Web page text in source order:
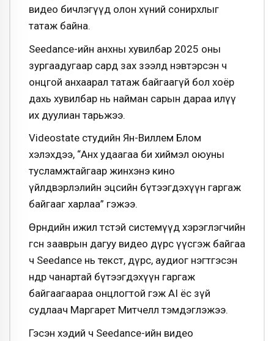
видео бичлэгүүд олон хүний сонирхлыг
татаж байна.
Seedance-ийн анхны хувилбар 2025 оны
зургаадугаар сард зах зээлд нэвтэрсэн ч
онцгой анхаарал татаж байгаагүй бол хоёр
дахь хувилбар нь найман сарын дараа илүү
их дуулиан тарьжээ.
Videostate студийн Ян-Виллем Блом
хэлэхдээ, “Анх удаагаа би хиймэл оюуны
тусламжтайгаар жинхэнэ кино
үйлдвэрлэлийн эцсийн бүтээгдэхүүн гаргаж
байгааг харлаа” гэжээ.
Өрнөдийн ижил төстэй системүүд хэрэглэгчийн
өгсөн зааврын дагуу видео дүрс үүсгэж байгаа
ч Seedance нь текст, дүрс, аудиог нэгтгэсэн
өндөр чанартай бүтээгдэхүүн гаргаж
байгаагаараа онцлогтой гэж AI ёс зүй
судлаач Маргарет Митчелл тэмдэглэжээ.
Гэсэн хэдий ч Seedance-ийн видео